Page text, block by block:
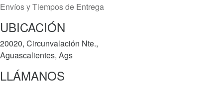
Envíos y Tiempos de Entrega
UBICACIÓN
20020, Circunvalación Nte.,
Aguascalientes, Ags
LLÁMANOS